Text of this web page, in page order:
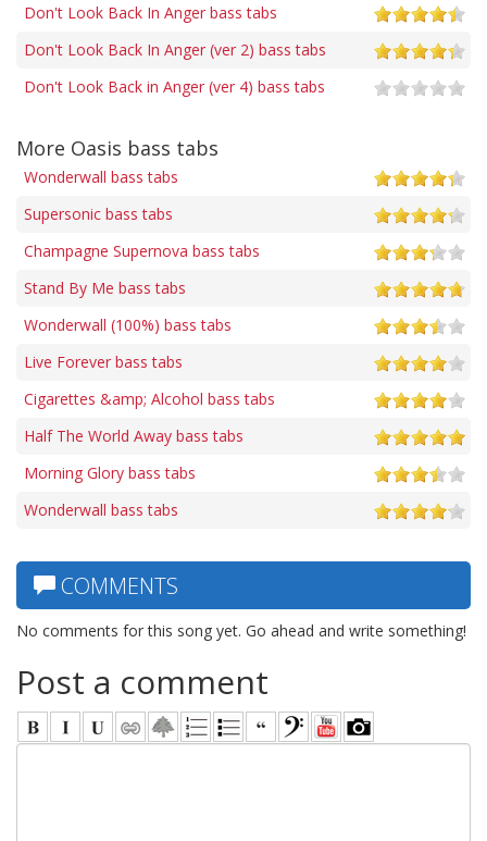
Don't Look Back In Anger bass tabs
Don't Look Back In Anger (ver 2) bass tabs
Don't Look Back in Anger (ver 4) bass tabs
More Oasis bass tabs
Wonderwall bass tabs
Supersonic bass tabs
Champagne Supernova bass tabs
Stand By Me bass tabs
Wonderwall (100%) bass tabs
Live Forever bass tabs
Cigarettes &amp; Alcohol bass tabs
Half The World Away bass tabs
Morning Glory bass tabs
Wonderwall bass tabs
COMMENTS
No comments for this song yet. Go ahead and write something!
Post a comment